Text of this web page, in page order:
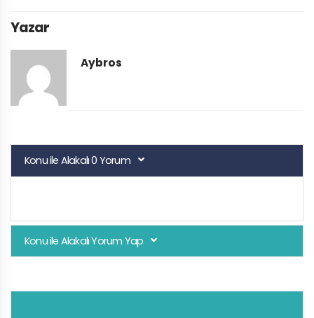
Yazar
Aybros
Konu ile Alakalı 0 Yorum
Konu ile Alakalı Yorum Yap